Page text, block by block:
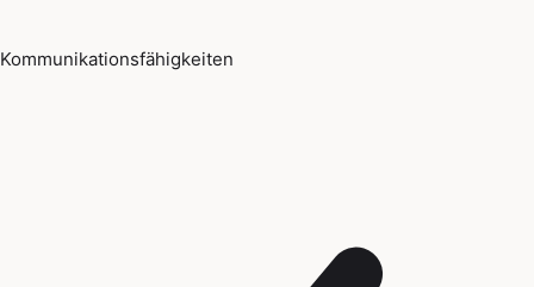
Kommunikationsfähigkeiten